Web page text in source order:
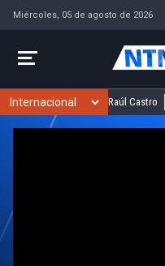
Miércoles, 05 de agosto de 2026
Raúl Castro